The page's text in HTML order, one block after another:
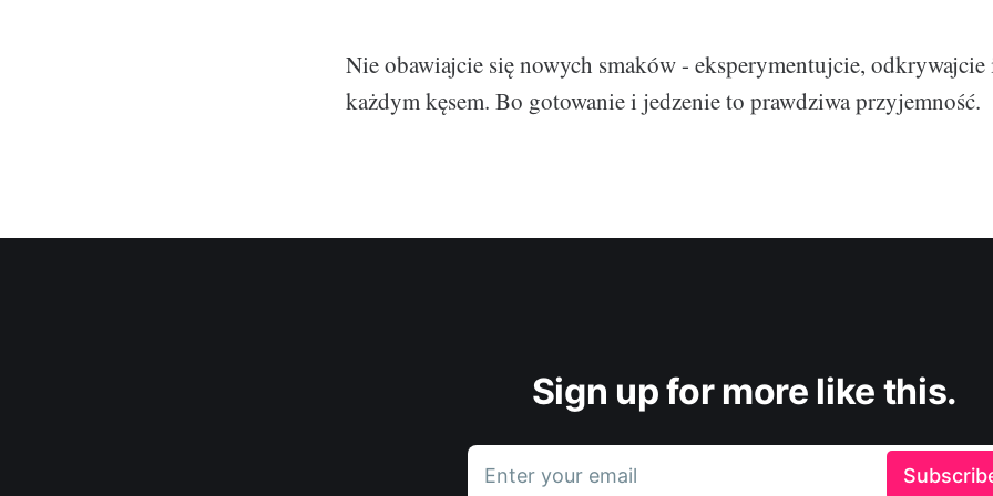
Nie obawiajcie się nowych smaków - eksperymentujcie, odkrywajcie
każdym kęsem. Bo gotowanie i jedzenie to prawdziwa przyjemność.
Sign up for more like this.
Enter your email